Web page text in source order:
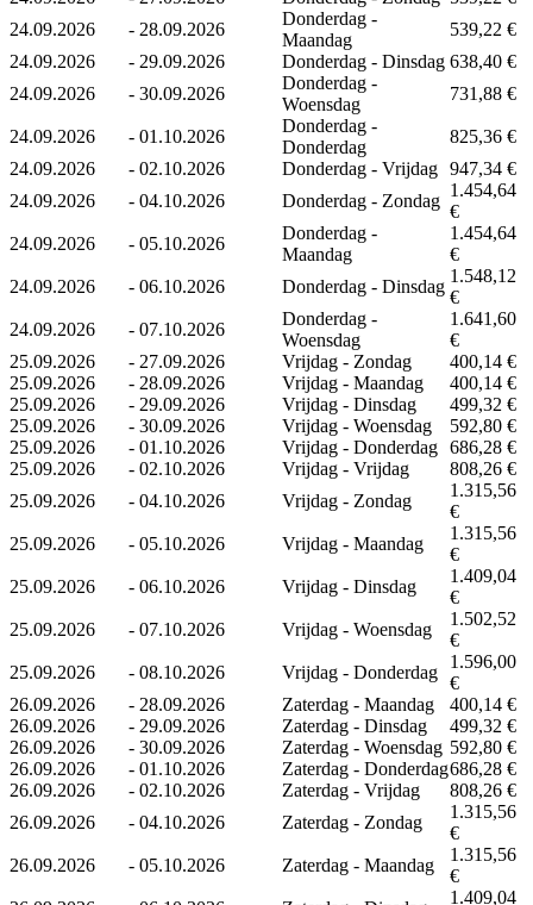
24.09.2026
- 28.09.2026
Donderdag -
Maandag
539,22 €
24.09.2026
- 29.09.2026 Donderdag - Dinsdag 638,40 €
24.09.2026
- 30.09.2026
Donderdag -
Woensdag
731,88 €
24.09.2026 - 01.10.2026
Donderdag -
Donderdag
825,36 €
24.09.2026
- 02.10.2026 Donderdag - Vrijdag 947,34 €
24.09.2026
- 04.10.2026 Donderdag - Zondag
1.454,64
€
24.09.2026
- 05.10.2026
Donderdag -
Maandag
1.454,64
€
24.09.2026
- 06.10.2026 Donderdag - Dinsdag
1.548,12
€
24.09.2026
- 07.10.2026
Donderdag -
Woensdag
1.641,60
€
25.09.2026
- 27.09.2026 Vrijdag - Zondag
400,14 €
25.09.2026
- 28.09.2026 Vrijdag - Maandag
400,14 €
25.09.2026
- 29.09.2026 Vrijdag - Dinsdag
499,32 €
25.09.2026
- 30.09.2026 Vrijdag - Woensdag
592,80 €
25.09.2026
- 01.10.2026 Vrijdag - Donderdag 686,28 €
25.09.2026
- 02.10.2026 Vrijdag - Vrijdag
808,26 €
25.09.2026
- 04.10.2026 Vrijdag - Zondag
1.315,56
€
25.09.2026
- 05.10.2026 Vrijdag - Maandag
1.315,56
€
25.09.2026
- 06.10.2026 Vrijdag - Dinsdag
1.409,04
€
25.09.2026
- 07.10.2026 Vrijdag - Woensdag
1.502,52
€
25.09.2026
- 08.10.2026 Vrijdag - Donderdag
1.596,00
€
26.09.2026
- 28.09.2026 Zaterdag - Maandag
400,14 €
26.09.2026
- 29.09.2026 Zaterdag - Dinsdag
499,32 €
26.09.2026
- 30.09.2026 Zaterdag - Woensdag 592,80 €
26.09.2026
- 01.10.2026 Zaterdag - Donderdag686,28 €
26.09.2026
- 02.10.2026 Zaterdag - Vrijdag
808,26 €
26.09.2026
- 04.10.2026 Zaterdag - Zondag
1.315,56
€
26.09.2026
- 05.10.2026 Zaterdag - Maandag
1.315,56
€
1.409,04